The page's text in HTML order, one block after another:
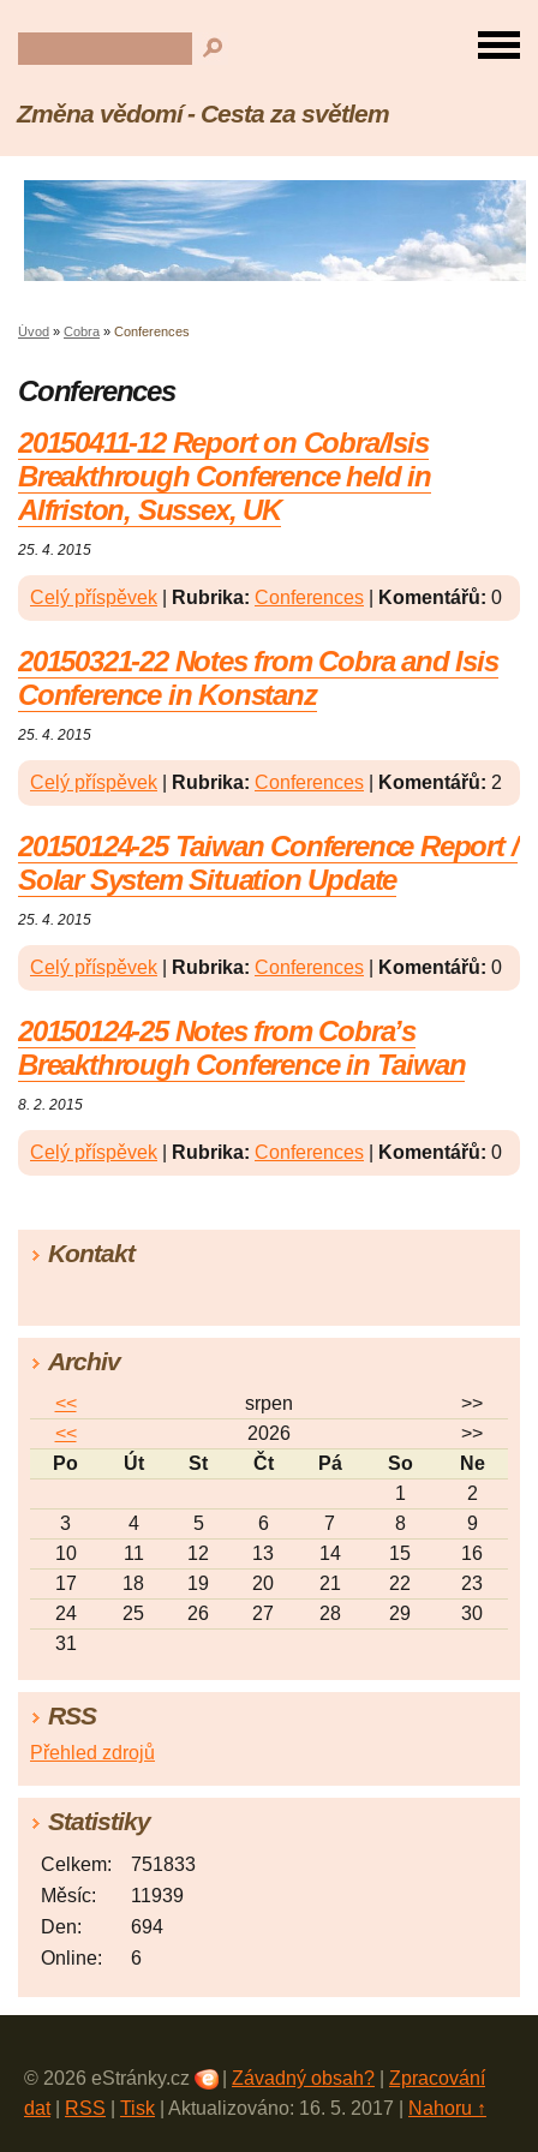
Změna vědomí - Cesta za světlem
Úvod » Cobra » Conferences
Conferences
20150411-12 Report on Cobra/Isis
Breakthrough Conference held in
Alfriston, Sussex, UK
25. 4. 2015
Celý příspěvek Rubrika: Conferences Komentářů: 0
20150321-22 Notes from Cobra and Isis
Conference in Konstanz
25. 4. 2015
Celý příspěvek Rubrika: Conferences Komentářů: 2
20150124-25 Taiwan Conference Report /
Solar System Situation Update
25. 4. 2015
Celý příspěvek Rubrika: Conferences Komentářů: 0
20150124-25 Notes from Cobra’s
Breakthrough Conference in Taiwan
8. 2. 2015
Celý příspěvek Rubrika: Conferences Komentářů: 0
Kontakt
Archiv
<< srpen
>>
<<
2026
>>
Po
Út St Čt Pá So
Ne
1
2
3
4 5 6 7 8
9
10
11 12 13 14 15
16
17
18 19 20 21 22
23
24
25 26 27 28 29
30
31
RSS
Přehled zdrojů
Statistiky
Online: 6
Celkem:
751833
Měsíc:
11939
Den:
694
© 2026 eStránky.cz Závadný obsah?
Zpracování
dat| RSS Tisk Aktualizováno: 16. 5. 2017 Nahoru ↑